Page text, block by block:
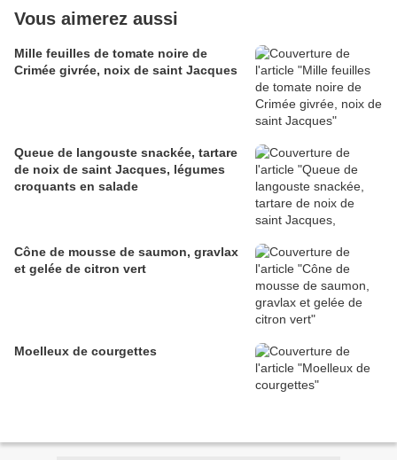
Vous aimerez aussi
Mille feuilles de tomate noire de
Crimée givrée, noix de saint Jacques
Queue de langouste snackée, tartare
de noix de saint Jacques, légumes
croquants en salade
Cône de mousse de saumon, gravlax
et gelée de citron vert
Moelleux de courgettes